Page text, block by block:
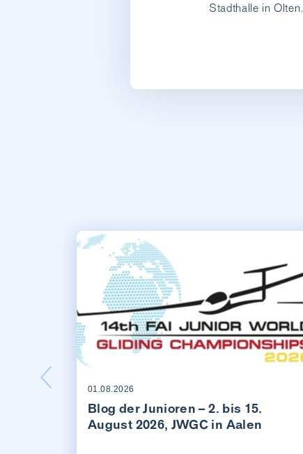
Stadthalle in Olten.
01.08.2026
Blog der Junioren – 2. bis 15.
August 2026, JWGC in Aalen